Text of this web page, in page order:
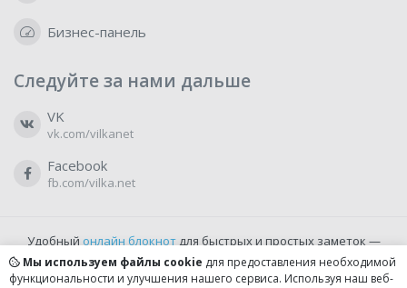
Бизнес-панель
Следуйте за нами дальше
VK
vk.com/vilkanet
Facebook
fb.com/vilka.net
Удобный онлайн блокнотдля быстрых и простых заметок —
бесплатно и доступно прямо из браузера.
Мы используем файлы cookie для предоставления необходимой
функциональности и улучшения нашего сервиса. Используя наш веб-